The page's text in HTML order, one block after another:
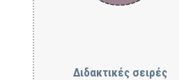
Διδακτικές σειρές